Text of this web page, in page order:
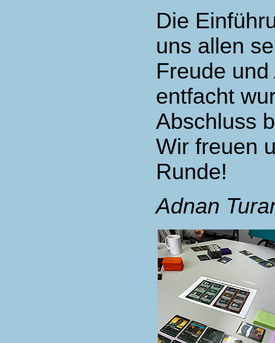
Die
uns allen
Freude
entfacht
Abschluss
Wir freuen
Runde!
Adnan